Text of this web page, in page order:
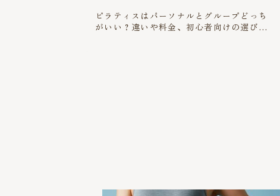
ピラティスはパーソナルとグループどっち
がいい？違いや料金、初心者向けの選び方